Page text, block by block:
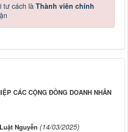
tư cách là Thành viên chính
CÁC CỘNG ĐỒNG DOANH NHÂN
Nguyễn (14/03/2025)